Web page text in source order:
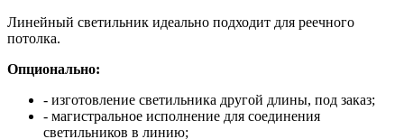
Линейный светильник идеально подходит для реечного
потолка.
Опционально:
- изготовление светильника другой длины, под заказ;
- магистральное исполнение для соединения
светильников в линию;